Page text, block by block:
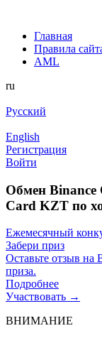
Главная
Правила
AML
ru
Русский
English
Регистрация
Войти
Обмен Binance
Card KZT по
Ежемесячный
Забери приз
Оставьте отзыв на
приза.
Подробнее
Участвовать →
ВНИМАНИЕ